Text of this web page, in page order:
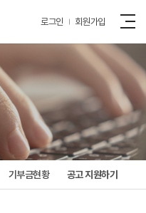
로그인 회원가입
기부금현황 공고 지원하기